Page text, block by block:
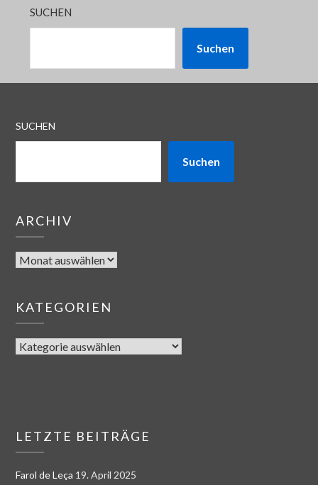
SUCHEN
Suchen
SUCHEN
Suchen
ARCHIV
KATEGORIEN
LETZTE BEITRÄGE
Farol de Leça 19. April 2025